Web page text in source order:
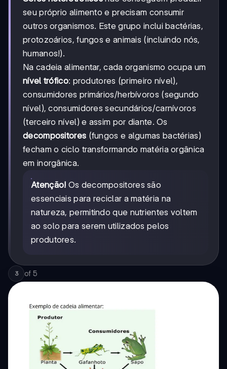
seu próprio alimento e precisam consumir
outros organismos. Este grupo inclui bactérias,
protozoários, fungos e animais (incluindo nós,
humanos!).
Na cadeia alimentar, cada organismo ocupa um
nível trófico: produtores (primeiro nível),
consumidores primários/herbívoros (segundo
nível), consumidores secundários/carnívoros
(terceiro nível) e assim por diante. Os
decompositores (fungos e algumas bactérias)
fecham o ciclo transformando matéria orgânica
em inorgânica.
Atenção! Os decompositores são
essenciais para reciclar a matéria na
natureza, permitindo que nutrientes voltem
ao solo para serem utilizados pelos
produtores.
3 of 5